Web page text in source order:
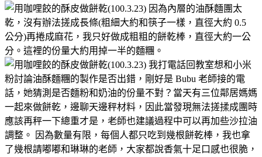
因為內層的油酥麵團太
乾，沒有辦法搓成長條(粗細大約和筷子一樣，直徑大約 0.5
公分)再捲成麻花，我只好做成粗粗的餅乾棒，直徑大約一公
分。這裡的份量大約用掉一半的麵糰。
我打電話回教室想和小米
粉討論油酥麵糰的製作是否出錯，剛好是 Bubu 老師接的電
話，她猜測是否麵粉和奶油的份量不對？當天有三位鄰居媽媽
一起來做餅乾，邊聊天邊秤材料，因此當發現無法搓揉成團時
應該再秤一下總重才是，老師也建議過程中可以再加些沙拉油
調整。 因為數量有限，每個人都只吃到幾根餅乾棒，我也拿
了幾根請嘟嘟和琳琳的老師，大家都說香氣十足口感也很脆，